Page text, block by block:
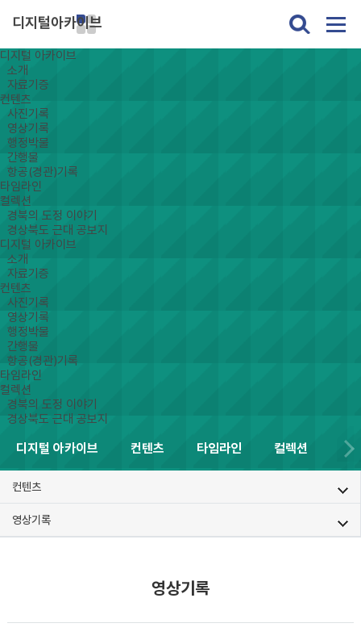
디지털아카이브
디지털 아카이브
소개
자료기증
컨텐츠
사진기록
영상기록
행정박물
간행물
항공(경관)기록
타임라인
컬렉션
경북의 도정 이야기
경상북도 근대 공보지
디지털 아카이브
소개
자료기증
컨텐츠
사진기록
영상기록
행정박물
간행물
항공(경관)기록
타임라인
컬렉션
경북의 도정 이야기
경상북도 근대 공보지
디지털 아카이브 컨텐츠 타임라인 컬렉션
컨텐츠
영상기록
영상기록